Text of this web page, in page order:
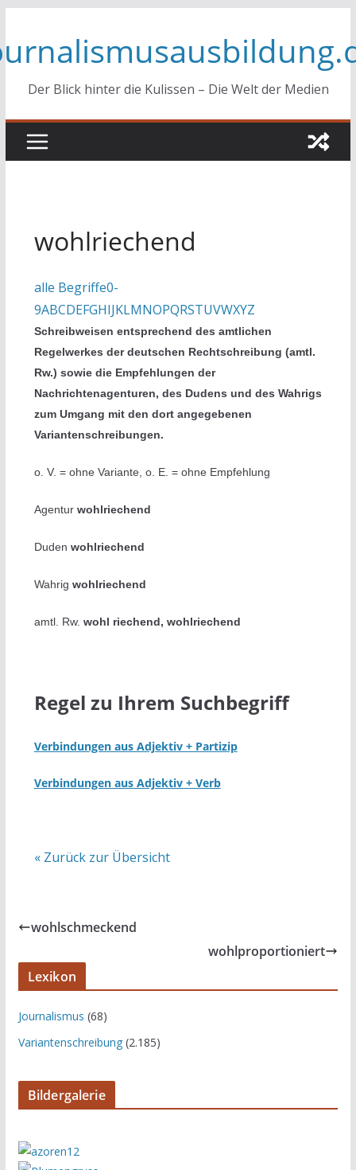
springen
Der Blick hinter die Kulissen – Die Welt der Medien
wohlriechend
alle Begriffe0-
9ABCDEFGHIJKLMNOPQRSTUVWXYZ
Schreibweisen entsprechend des amtlichen
Regelwerkes der deutschen Rechtschreibung (amtl.
Rw.) sowie die Empfehlungen der
Nachrichtenagenturen, des Dudens und des Wahrigs
zum Umgang mit den dort angegebenen
Variantenschreibungen.
o. V. = ohne Variante, o. E. = ohne Empfehlung
Agentur wohlriechend
Duden wohlriechend
Wahrig wohlriechend
amtl. Rw. wohl riechend, wohlriechend
Regel zu Ihrem Suchbegriff
Verbindungen aus Adjektiv + Partizip
Verbindungen aus Adjektiv + Verb
« Zurück zur Übersicht
wohlschmeckend
wohlproportioniert
Lexikon
Journalismus (68)
Variantenschreibung(2.185)
Bildergalerie